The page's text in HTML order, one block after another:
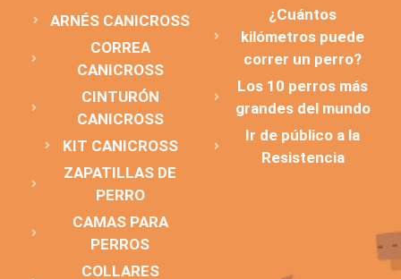
ARNÉS CANICROSS
CORREA
CANICROSS
CINTURÓN
CANICROSS
KIT CANICROSS
ZAPATILLAS DE
PERRO
CAMAS PARA
PERROS
COLLARES
¿Cuántos
kilómetros puede
correr un perro?
Los 10 perros más
grandes del mundo
Ir de público a la
Resistencia